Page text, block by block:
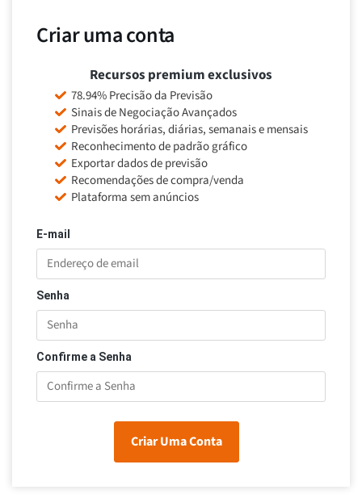
Criar uma conta
E-mail
Senha
Confirme a Senha
Criar Uma Conta
Recursos premium exclusivos
78.94% Precisão da Previsão
Sinais de Negociação Avançados
Previsões horárias, diárias, semanais e mensais
Reconhecimento de padrão gráfico
Exportar dados de previsão
Recomendações de compra/venda
Plataforma sem anúncios